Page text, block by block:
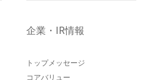
企業・IR情報
トップメッセージ
コアバリュー